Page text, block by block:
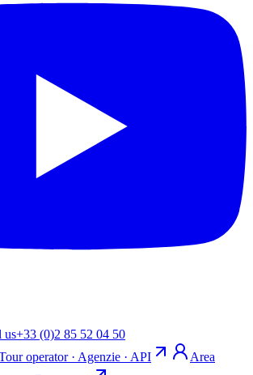
us+33 (0)2 85 52 04 50
operator · Agenzie · API
Area